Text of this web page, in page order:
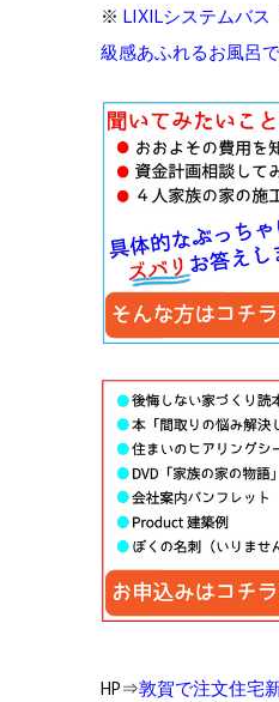
※ LIXILシステムバス
級感あふれるお風呂
HP⇒敦賀で注文住宅